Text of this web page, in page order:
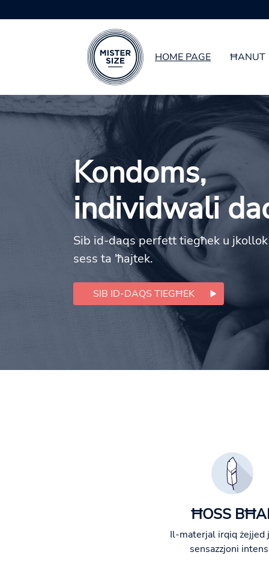
Skip to main content
HOME PAGE ĦANUT
Kondoms,
individwali
Sib id-daqs perfett tiegħek u
sess ta 'ħajtek.
SIB ID-DAQS TIEGĦEK
ĦOSS
Il-materjal irqiq żejjed
sensazzjoni